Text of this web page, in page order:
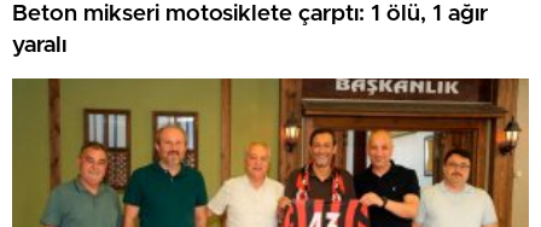
Beton mikseri motosiklete çarptı: 1 ölü, 1 ağır
yaralı